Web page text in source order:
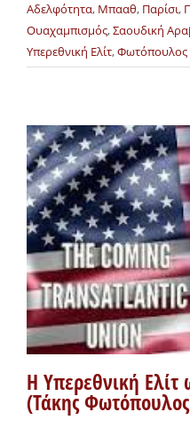
Αδελφότητα, Μπααθ, Παρίσι,
Ουαχαμπισμός,Σαουδική
Υπερεθνική Ελίτ,Φωτόπουλος
Η Υπερεθνική
(Τάκης